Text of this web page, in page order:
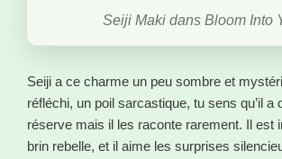
Seiji Maki dans Bloom Into
Seiji a ce charme un peu sombre et
réfléchi, un poil sarcastique, tu sens qu’il a
réserve mais il les raconte rarement. Il est
brin rebelle, et il aime les surprises